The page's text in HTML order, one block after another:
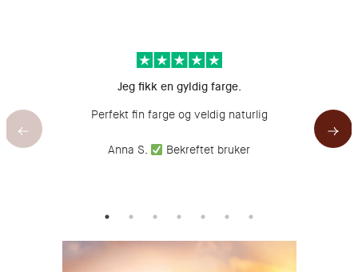
Jeg fikk en gyldig farge.
Perfekt fin farge og veldig naturlig
Anna S. Bekreftet bruker